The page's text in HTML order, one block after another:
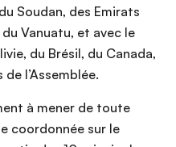
Soudan, des Emirats
Vanuatu, et avec le
du Brésil, du Canada,
l’Assemblée.
à mener de toute
coordonnée sur le